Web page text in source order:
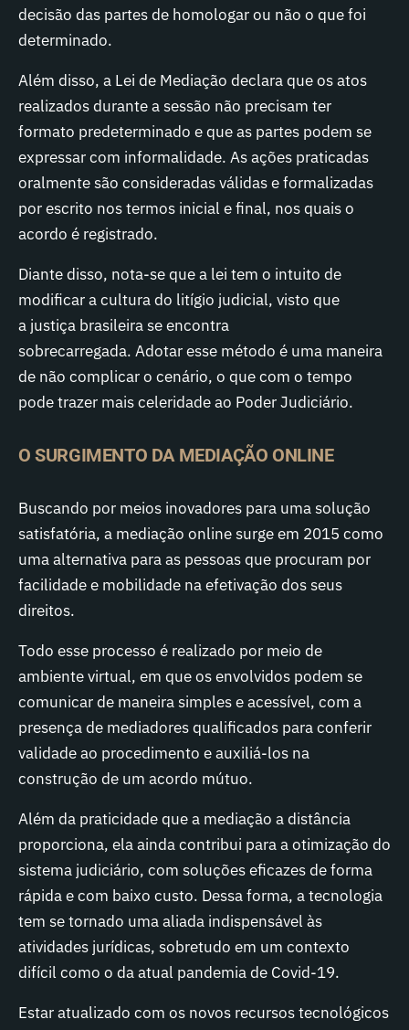
decisão das partes de homologar ou não o que foi
determinado.
Além disso, a Lei de Mediação declara que os atos
realizados durante a sessão não precisam ter
formato predeterminado e que as partes podem se
expressar com informalidade. As ações praticadas
oralmente são consideradas válidas e formalizadas
por escrito nos termos inicial e final, nos quais o
acordo é registrado.
Diante disso, nota-se que a lei tem o intuito de
modificar a cultura do litígio judicial, visto que
a justiça brasileira se encontra
sobrecarregada. Adotar esse método é uma maneira
de não complicar o cenário, o que com o tempo
pode trazer mais celeridade ao Poder Judiciário.
O SURGIMENTO DA MEDIAÇÃO ONLINE
Buscando por meios inovadores para uma solução
satisfatória, a mediação online surge em 2015 como
uma alternativa para as pessoas que procuram por
facilidade e mobilidade na efetivação dos seus
direitos.
Todo esse processo é realizado por meio de
ambiente virtual, em que os envolvidos podem se
comunicar de maneira simples e acessível, com a
presença de mediadores qualificados para conferir
validade ao procedimento e auxiliá-los na
construção de um acordo mútuo.
Além da praticidade que a mediação a distância
proporciona, ela ainda contribui para a otimização do
sistema judiciário, com soluções eficazes de forma
rápida e com baixo custo. Dessa forma, a tecnologia
tem se tornado uma aliada indispensável às
atividades jurídicas, sobretudo em um contexto
difícil como o da atual pandemia de Covid-19.
Estar atualizado com os novos recursos tecnológicos